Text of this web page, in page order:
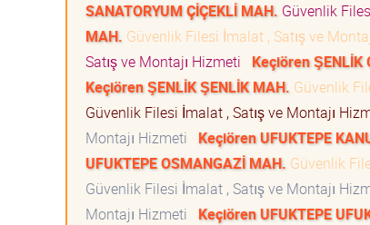
SANATORYUM ÇİÇEKLİ MAH. Güvenlik
MAH. Güvenlik Filesi İmalat , Satış ve
Satış ve Montajı Hizmeti
Keçiören ŞENLİK
Keçiören ŞENLİK ŞENLİK MAH. Güvenlik
Güvenlik Filesi İmalat , Satış ve Montajı
Montajı Hizmeti
Keçiören UFUKTEPE
UFUKTEPE OSMANGAZİ MAH. Güvenlik
Güvenlik Filesi İmalat , Satış ve Montajı
Montajı Hizmeti
Keçiören UFUKTEPE